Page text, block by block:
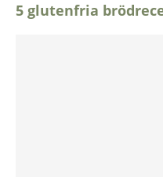
5 glutenfria